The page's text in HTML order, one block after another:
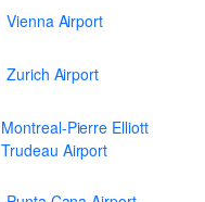
Vienna Airport
Zurich Airport
Montreal-Pierre Elliott
Trudeau Airport